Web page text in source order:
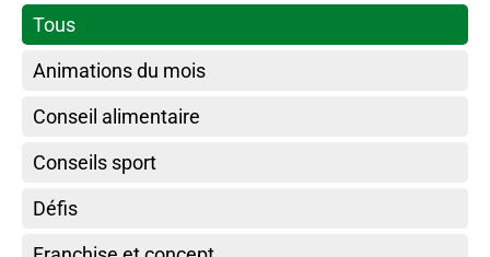
Tous
Animations du mois
Conseil alimentaire
Conseils sport
Défis